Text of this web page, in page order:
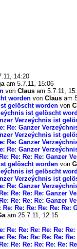
14:20
am 5.7.11, 15:06
von Claus am 5.7.11,
worden von Claus am
gelöscht worden von
ist gelöscht
Verzeýchnis ist
Re: Ganzer
Verzeýchnis ist
Re: Ganzer
Re: Ganzer
Re: Re: Re: Ganzer
gelöscht worden von
ist gelöscht
Verzeýchnis ist
Re: Ganzer
Re: Re: Re: Ganzer
Re: Re: Re: Ganzer
Re: Re: Re: Re: Re:
am 25.7.11, 12:15
Re: Re: Re: Re: Re:
Re: Re: Re: Re: Re:
Re: Re: Re: Re: